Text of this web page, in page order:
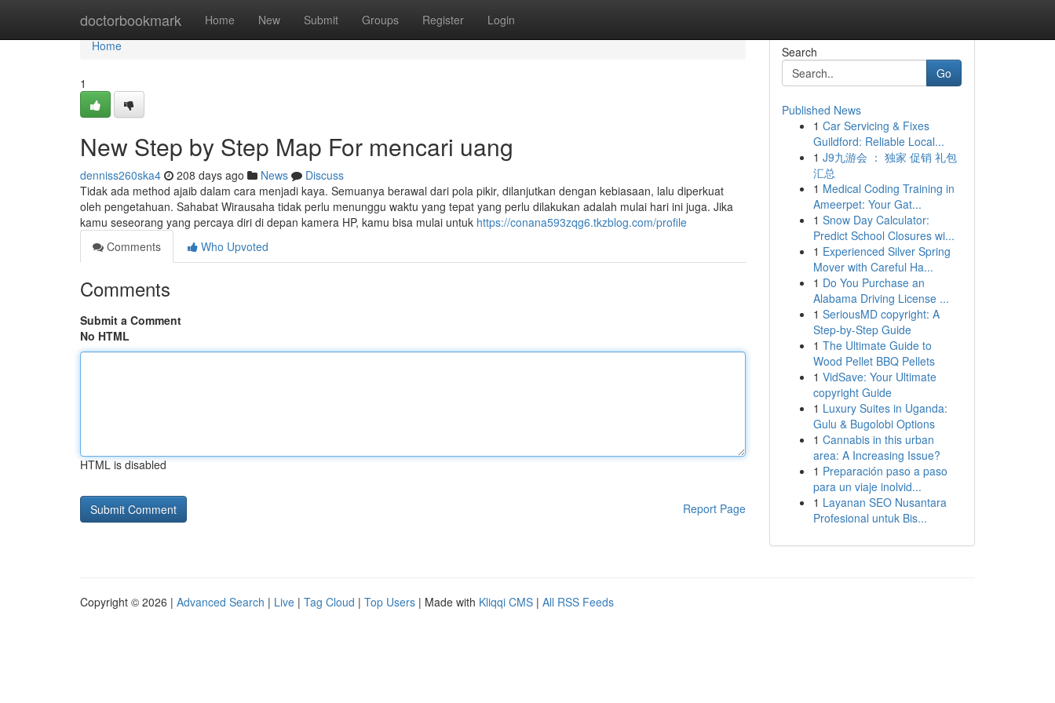
doctorbookmark Home New Submit Groups Register Login
Home
Home
1
New Step by Step Map For mencari uang
denniss260ska4 208 days ago News
Discuss
Tidak ada method ajaib dalam cara menjadi kaya. Semuanya berawal dari pola pikir, dilanjutkan dengan kebiasaan, lalu diperkuat
oleh pengetahuan. Sahabat Wirausaha tidak perlu menunggu waktu yang tepat yang perlu dilakukan adalah mulai hari ini juga. Jika
kamu seseorang yang percaya diri di depan kamera HP, kamu bisa mulai untuk https://conana593zqg6.tkzblog.com/profile
Comments
Who Upvoted
Comments
Submit a Comment
No HTML
HTML is disabled
Report Page
Search
Go
Published News
1 Car Servicing & Fixes
Guildford: Reliable Local...
1 J9九游会 ： 独家 促销 礼包
汇总
1 Medical Coding Training in
Ameerpet: Your Gat...
1 Snow Day Calculator:
Predict School Closures wi...
1 Experienced Silver Spring
Mover with Careful Ha...
1 Do You Purchase an
Alabama Driving License ...
1 SeriousMD copyright: A
Step-by-Step Guide
1 The Ultimate Guide to
Wood Pellet BBQ Pellets
1 VidSave: Your Ultimate
copyright Guide
1 Luxury Suites in Uganda:
Gulu & Bugolobi Options
1 Cannabis in this urban
area: A Increasing Issue?
1 Preparación paso a paso
para un viaje inolvid...
1 Layanan SEO Nusantara
Profesional untuk Bis...
Copyright © 2026 | Advanced Search | Live | Tag Cloud | Top Users | Made with Kliqqi CMS | All RSS Feeds